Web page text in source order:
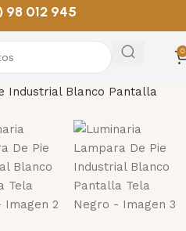
98 012 945
0